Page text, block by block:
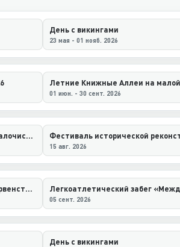
День с викингами
23 мая - 01 нояб. 2026
01 июн. - 30 сент. 2026
Международный день коренных малочисленных народов Севера
15 авг. 2026
XX Открытое лично-командное первенство Нефтеюганского района по парусному спорту «Регата–2026»
05 сент. 2026
День с викингами